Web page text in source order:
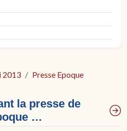
2013 Presse Epoque
la presse de
…